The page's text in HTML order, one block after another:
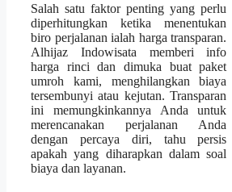
Salah satu faktor penting yang perlu
diperhitungkan ketika menentukan
biro perjalanan ialah harga transparan.
Alhijaz Indowisata memberi info
harga rinci dan dimuka buat paket
umroh kami, menghilangkan biaya
tersembunyi atau kejutan. Transparan
ini memungkinkannya Anda untuk
merencanakan perjalanan Anda
dengan percaya diri, tahu persis
apakah yang diharapkan dalam soal
biaya dan layanan.